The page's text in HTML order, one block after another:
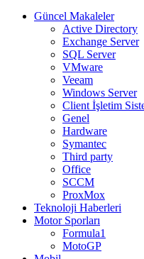
Güncel Makaleler
Active Directory
Exchange Server
SQL Server
VMware
Veeam
Windows Server
Client İşletim
Genel
Hardware
Symantec
Third party
Office
SCCM
ProxMox
Teknoloji Haberleri
Motor Sporları
Formula1
MotoGP